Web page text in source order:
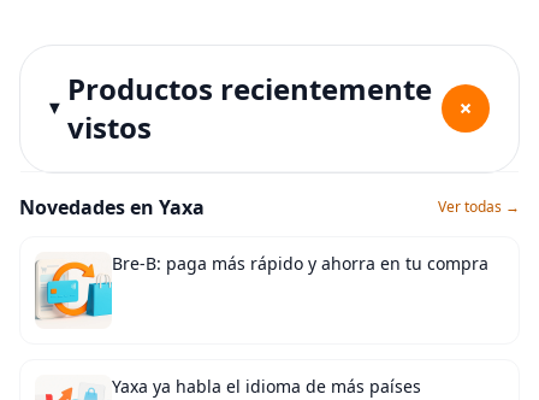
Productos recientemente
vistos
+
Novedades en Yaxa Ver todas →
Bre-B: paga más rápido y ahorra en tu compra
Yaxa ya habla el idioma de más países